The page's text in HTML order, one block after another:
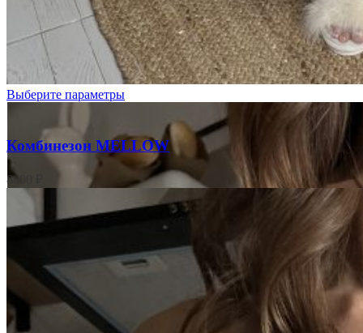
Молочный
Выберите параметры
Комбинезон MELLOW
8600